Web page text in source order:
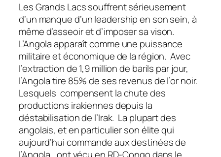
Les Grands Lacs souffrent sérieusement
d’un manque d’un leadership en son sein, à
même d’asseoir et d’imposer sa vison.
L’Angola apparaît comme une puissance
militaire et économique de la région. Avec
l’extraction de 1,9 million de barils par jour,
l’Angola tire 85% de ses revenus de l’or noir.
Lesquels compensent la chute des
productions irakiennes depuis la
déstabilisation de l’Irak. La plupart des
angolais, et en particulier son élite qui
aujourd’hui commande aux destinées de